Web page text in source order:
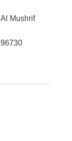
Mushrif